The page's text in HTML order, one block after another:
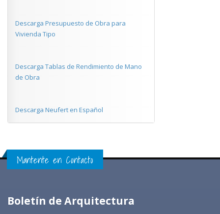
Descarga Presupuesto de Obra para
Vivienda Tipo
Descarga Tablas de Rendimiento de Mano
de Obra
Descarga Neufert en Español
Mantente en Contacto
Boletín de Arquitectura